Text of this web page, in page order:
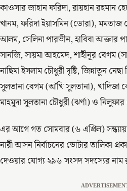
কাওসার জাহান ফরিদা, রায়হান রহমান
খানম, ফরিদা ইয়াসমিন (ডোরা),
আলম, সেলিনা পারভীন, হাবিবা আক্তার
সানজি, সায়মা আহমেদ, শাহীনূর বেগম
নাছিমা ইসলাম চৌধুরী দৃষ্টি, জিন্নাতুন
সুলতানা বেগম (আঁখি সুলতানা), খাদিজা
মাহমুদা সুলতানা চৌধুরী (ঝর্ণা) ও
এর আগে গত সোমবার (৬ এপ্রিল) সন্ধ্যায়
নারী আসন নির্বাচনের ভোটার তালিকা
দেওয়ার যোগ্য ২৯৬ সংসদ সদস্যের নাম